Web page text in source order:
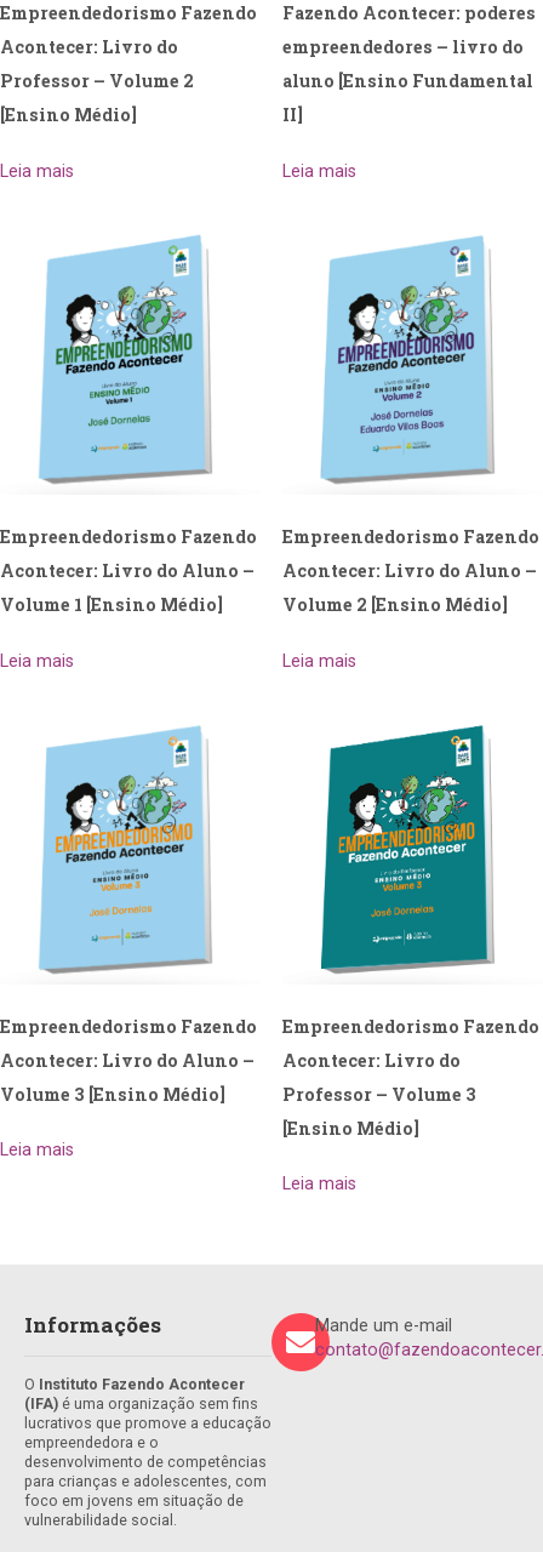
Empreendedorismo Fazendo
Acontecer: Livro do
Professor – Volume 2
[Ensino Médio]
Leia mais
Fazendo Acontecer: poderes
empreendedores – livro do
aluno [Ensino Fundamental
II]
Leia mais
Empreendedorismo Fazendo
Acontecer: Livro do Aluno –
Volume 1 [Ensino Médio]
Leia mais
Empreendedorismo Fazendo
Acontecer: Livro do Aluno –
Volume 2 [Ensino Médio]
Leia mais
Empreendedorismo Fazendo
Acontecer: Livro do Aluno –
Volume 3 [Ensino Médio]
Leia mais
Empreendedorismo Fazendo
Acontecer: Livro do
Professor – Volume 3
[Ensino Médio]
Leia mais
Informações
O
Instituto Fazendo Acontecer
(IFA) é uma organização sem fins
lucrativos que promove a educação
empreendedora e o
desenvolvimento de competências
para crianças e adolescentes, com
foco em jovens em situação de
vulnerabilidade social.
Mande um e-mail